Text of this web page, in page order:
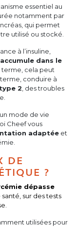
essentiel au
notamment par
qui permet
utilisé ou stocké.
à l’insuline,
dans le
terme, cela peut
conduire à
2, des troubles
mode de vie
Cheef vous
adaptée et
DE
?
dépasse
sur des tests
utilisées pour